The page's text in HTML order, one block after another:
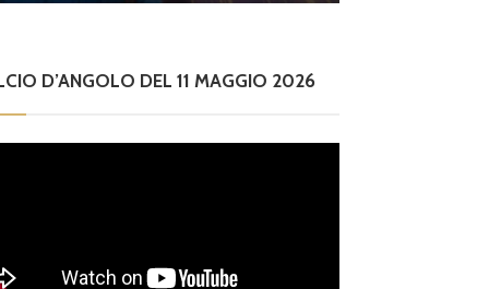
D’ANGOLO DEL 11 MAGGIO 2026